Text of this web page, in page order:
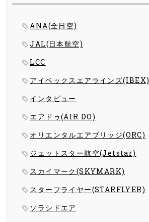
ANA(全日空)
JAL(日本航空)
LCC
アイベックスエアラインズ(IBEX)
インタビュー
エアドゥ(AIR DO)
オリエンタルエアブリッジ(ORC)
ジェットスター航空(Jetstar)
スカイマーク(SKYMARK)
スターフライヤー(STARFLYER)
ソラシドエア